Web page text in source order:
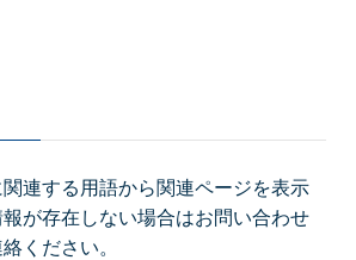
連する用語から関連ページを表示
が存在しない場合はお問い合わせ
ください。